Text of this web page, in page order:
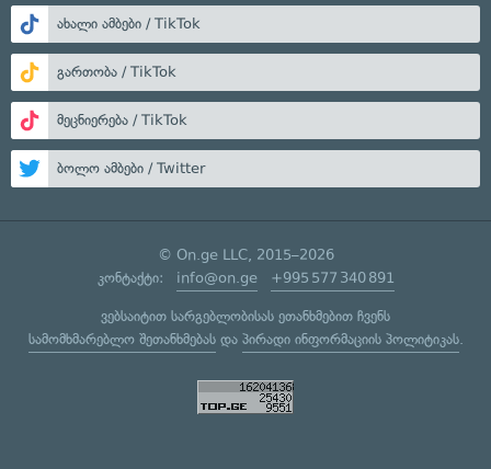
ახალი ამბები / TikTok
გართობა / TikTok
მეცნიერება / TikTok
ბოლო ამბები / Twitter
© On.ge LLC, 2015–2026
კონტაქტი: info@on.ge +995 577 340 891
ვებსაიტით სარგებლობისას ეთანხმებით ჩვენს
სამომხმარებლო შეთანხმებასდა პირადი ინფორმაციის პოლიტიკას.